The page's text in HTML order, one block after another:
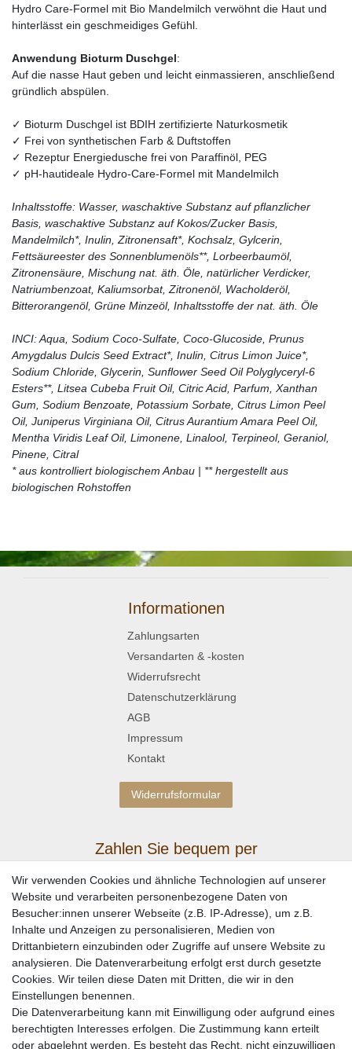
Hydro Care-Formel mit Bio Mandelmilch verwöhnt die Haut und
hinterlässt ein geschmeidiges Gefühl.
Anwendung Bioturm Duschgel:
Auf die nasse Haut geben und leicht einmassieren, anschließend
gründlich abspülen.
✓ Bioturm Duschgel ist BDIH zertifizierte Naturkosmetik
✓ Frei von synthetischen Farb & Duftstoffen
✓ Rezeptur Energiedusche frei von Paraffinöl, PEG
✓ pH-hautideale Hydro-Care-Formel mit Mandelmilch
Inhaltsstoffe: Wasser, waschaktive Substanz auf pflanzlicher
Basis, waschaktive Substanz auf Kokos/Zucker Basis,
Mandelmilch*, Inulin, Zitronensaft*, Kochsalz, Gylcerin,
Fettsäureester des Sonnenblumenöls**, Lorbeerbaumöl,
Zitronensäure, Mischung nat. äth. Öle, natürlicher Verdicker,
Natriumbenzoat, Kaliumsorbat, Zitronenöl, Wacholderöl,
Bitterorangenöl, Grüne Minzeöl, Inhaltsstoffe der nat. äth. Öle
INCI: Aqua, Sodium Coco-Sulfate, Coco-Glucoside, Prunus
Amygdalus Dulcis Seed Extract*, Inulin, Citrus Limon Juice*,
Sodium Chloride, Glycerin, Sunflower Seed Oil Polyglyceryl-6
Esters**, Litsea Cubeba Fruit Oil, Citric Acid, Parfum, Xanthan
Gum, Sodium Benzoate, Potassium Sorbate, Citrus Limon Peel
Oil, Juniperus Virginiana Oil, Citrus Aurantium Amara Peel Oil,
Mentha Viridis Leaf Oil, Limonene, Linalool, Terpineol, Geraniol,
Pinene, Citral
* aus kontrolliert biologischem Anbau | ** hergestellt aus
biologischen Rohstoffen
Informationen
Zahlungsarten
Versandarten & -kosten
Widerrufsrecht
Datenschutzerklärung
AGB
Impressum
Kontakt
Widerrufsformular
Zahlen Sie bequem per
Wir versenden mit
Wir verwenden Cookies und ähnliche Technologien auf unserer
Website und verarbeiten personenbezogene Daten von
Besucher:innen unserer Webseite (z.B. IP-Adresse), um z.B.
Inhalte und Anzeigen zu personalisieren, Medien von
Drittanbietern einzubinden oder Zugriffe auf unsere Website zu
analysieren. Die Datenverarbeitung erfolgt erst durch gesetzte
Cookies. Wir teilen diese Daten mit Dritten, die wir in den
Einstellungen benennen.
Die Datenverarbeitung kann mit Einwilligung oder aufgrund eines
berechtigten Interesses erfolgen. Die Zustimmung kann erteilt
oder abgelehnt werden. Es besteht das Recht, nicht einzuwilligen